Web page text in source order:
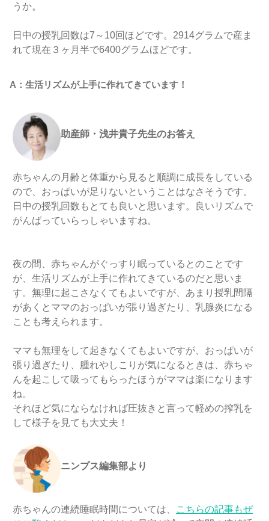
うか。
日中の授乳回数は7～10回ほどです。2914グラムで産ま
れて現在３ヶ月半で6400グラムほどです。
A：生活リズムが上手に作れてきています！
助産師・浅井貴子先生のお答え
赤ちゃんの月齢と体重から見ると順調に成長をしている
ので、おっぱいが足りないということはなさそうです。
日中の授乳回数もとても良いと思います。良いリズムで
がんばっていらっしゃいますね。
夜の間、赤ちゃんがぐっすり眠っているとのことです
が、生活リズムが上手に作れてきているのだと思いま
す。無理に起こさなくてもよいですが、あまり授乳間隔
があくとママのおっぱいが張り過ぎたり、乳腺炎になる
ことも考えられます。
ママも無理をして起きなくてもよいですが、おっぱいが
張り過ぎたり、腫れやしこりが気になるときは、赤ちゃ
んを起こして吸ってもらったほうがママは楽になります
ね。
それほど気にならなければ圧抜きと言って軽めの搾乳を
して様子を見ても大丈夫！
ニンプス編集部より
赤ちゃんの連続睡眠時間については、
こちらの記事もぜ